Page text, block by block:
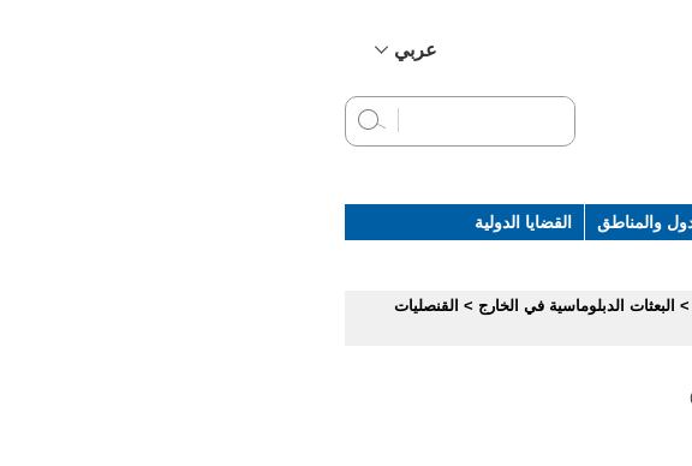
عربي
English
والمناطق
القضايا الدولية
> البعثات الدبلوماسية في الخارج > القنصليات